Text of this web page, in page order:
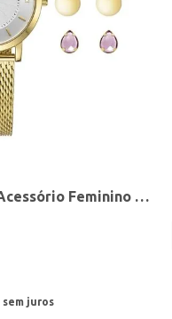
Kit Relógio + Acessório Feminino DOURADO